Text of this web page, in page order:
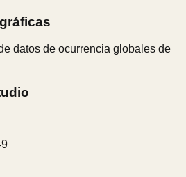
datos de ocurrencia globales de